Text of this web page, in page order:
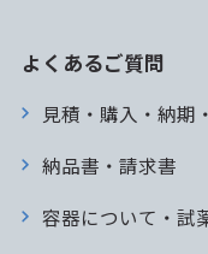
よくあるご質問
見積・購入・納期
納品書・請求書
容器について・試